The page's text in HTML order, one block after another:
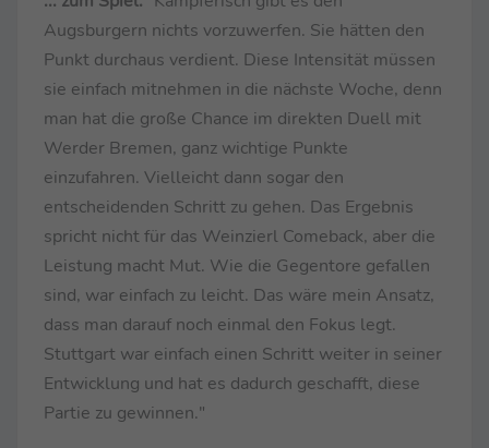
Augsburgern nichts vorzuwerfen. Sie hätten den
Punkt durchaus verdient. Diese Intensität müssen
sie einfach mitnehmen in die nächste Woche, denn
man hat die große Chance im direkten Duell mit
Werder Bremen, ganz wichtige Punkte
einzufahren. Vielleicht dann sogar den
entscheidenden Schritt zu gehen. Das Ergebnis
spricht nicht für das Weinzierl Comeback, aber die
Leistung macht Mut. Wie die Gegentore gefallen
sind, war einfach zu leicht. Das wäre mein Ansatz,
dass man darauf noch einmal den Fokus legt.
Stuttgart war einfach einen Schritt weiter in seiner
Entwicklung und hat es dadurch geschafft, diese
Partie zu gewinnen."